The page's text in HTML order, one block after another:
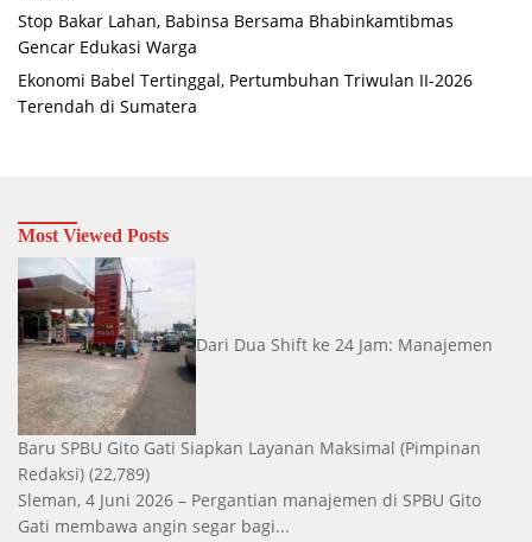
Stop Bakar Lahan, Babinsa Bersama Bhabinkamtibmas
Gencar Edukasi Warga
Ekonomi Babel Tertinggal, Pertumbuhan Triwulan II-2026
Terendah di Sumatera
Most Viewed Posts
Dari Dua Shift ke 24 Jam: Manajemen
Baru SPBU Gito Gati Siapkan Layanan Maksimal (Pimpinan
Redaksi) (22,789)
Sleman, 4 Juni 2026 – Pergantian manajemen di SPBU Gito
Gati membawa angin segar bagi...